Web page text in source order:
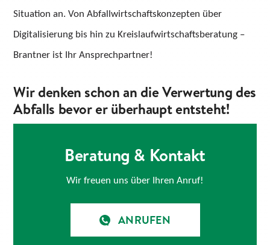
Situation an. Von Abfallwirtschaftskonzepten über
Digitalisierung bis hin zu Kreislaufwirtschaftsberatung –
Brantner ist Ihr Ansprechpartner!
Wir denken schon an die Verwertung des
Abfalls bevor er überhaupt entsteht!
Beratung & Kontakt
Wir freuen uns über Ihren Anruf!
ANRUFEN